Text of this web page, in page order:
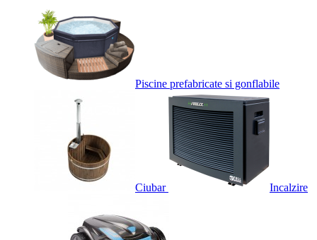
Piscine prefabricate si gonflabile
Ciubar Incalzire